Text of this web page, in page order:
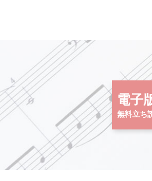
電子
無料立ち